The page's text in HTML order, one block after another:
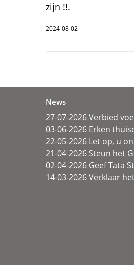
zijn !!.
2024-08-02
News
27-07-2026 Verbied
03-06-2026 Erken
22-05-2026 Let op, u
21-04-2026 Steun het
02-04-2026 Geef Tata
14-03-2026 Verklaar